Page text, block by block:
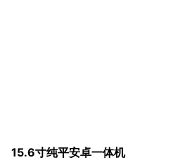
15.6寸纯平安卓一体机